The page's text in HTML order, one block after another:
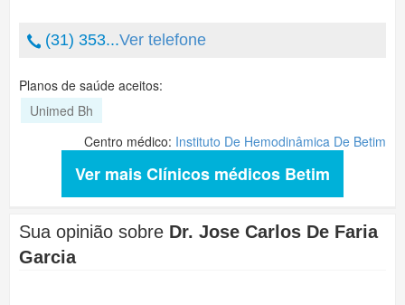
(31) 353...Ver telefone
Planos de saúde aceitos:
Unimed Bh
Centro médico: Instituto De Hemodinâmica De Betim
Ver mais Clínicos médicos Betim
Sua opinião sobre Dr. Jose Carlos De Faria
Garcia